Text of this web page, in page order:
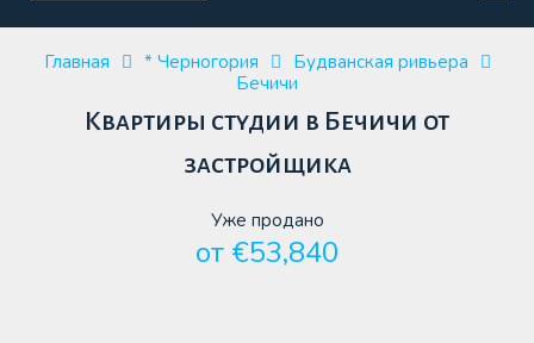
Главная * Черногория
Будванская ривьера
Бечичи
Квартиры студии в Бечичи от
застройщика
Уже продано
от €53,840